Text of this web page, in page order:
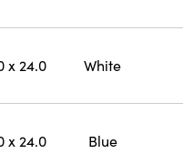
x 24.0 White
x 24.0 Blue